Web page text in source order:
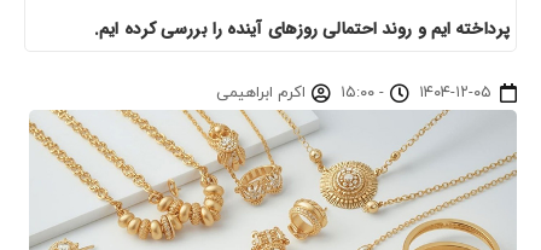
پرداخته ایم و روند احتمالی روزهای آینده را بررسی کرده ایم.
۱۴۰۴-۱۲-۰۵ - ۱۵:۰۰ اکرم ابراهیمی